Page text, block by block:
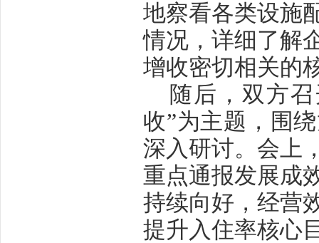
地察看各类设施
情况，详细了解
增收密切相关的
随后，双方
收”为主题，围
深入研讨。会上
重点通报发展成
持续向好，经营
提升入住率核心